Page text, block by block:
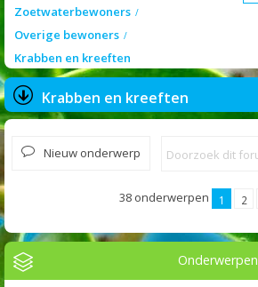
Zoetwaterbewoners
Overige bewoners
Krabben en kreeften
Krabben en kreeften
Nieuw onderwerp
38 onderwerpen 1 2
Onderwerpen